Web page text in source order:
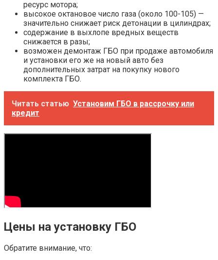
ресурс мотора;
высокое октановое число газа (около 100-105) —
значительно снижает риск детонации в цилиндрах;
содержание в выхлопе вредных веществ
снижается в разы;
возможен демонтаж ГБО при продаже автомобиля
и установки его же на новый авто без
дополнительных затрат на покупку нового
комплекта ГБО.
Читать статью Установим ГБО в рассрочку или
кредит
Цены на установку ГБО
Обратите внимание, что: